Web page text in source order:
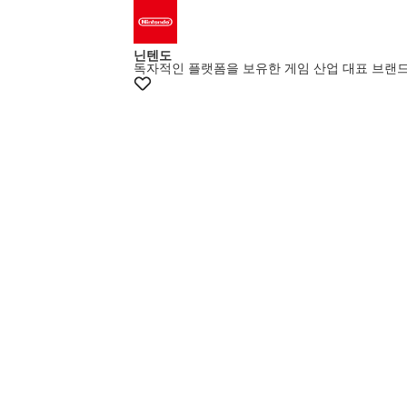
닌텐도
독자적인 플랫폼을 보유한 게임 산업 대표 브랜